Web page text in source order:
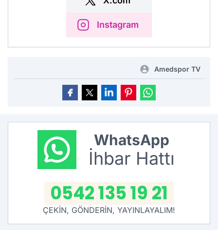
Instagram
Amedspor TV
WhatsApp
İhbar Hattı
0542 135 19 21
ÇEKİN, GÖNDERİN, YAYINLAYALIM!